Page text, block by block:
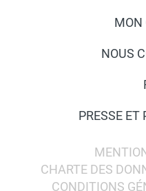
MON
NOUS
PRESSE ET
CHARTE DES
CONDITIONS